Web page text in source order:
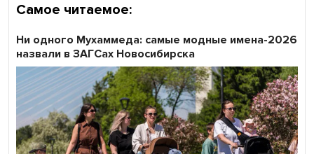
Самое читаемое:
Ни одного Мухаммеда: самые модные имена-2026
назвали в ЗАГСах Новосибирска